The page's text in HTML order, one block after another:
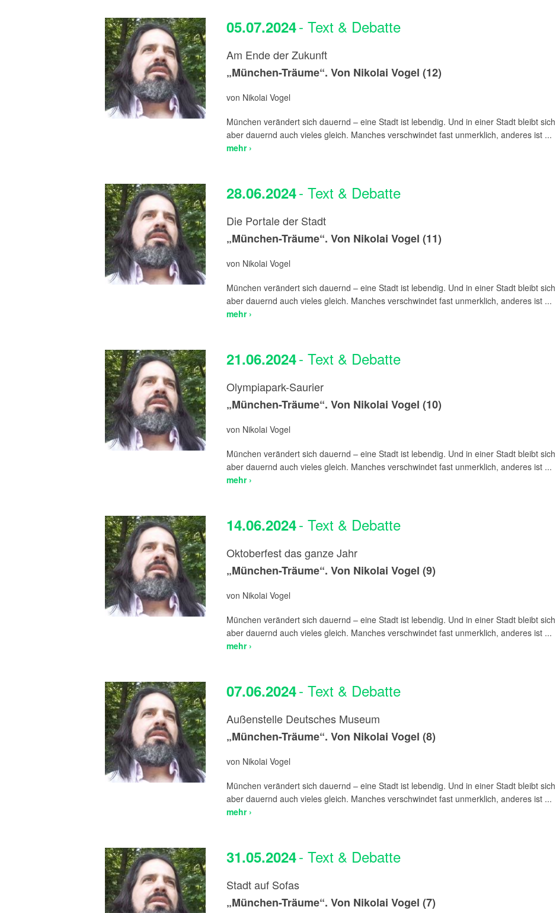
05.07.2024- Text & Debatte
Am Ende der Zukunft
„München-Träume“. Von Nikolai Vogel (12)
von Nikolai Vogel
München verändert sich dauernd – eine Stadt ist lebendig. Und in einer Stadt bleibt sich
aber dauernd auch vieles gleich. Manches verschwindet fast unmerklich, anderes ist ...
mehr ›
28.06.2024- Text & Debatte
Die Portale der Stadt
„München-Träume“. Von Nikolai Vogel (11)
von Nikolai Vogel
München verändert sich dauernd – eine Stadt ist lebendig. Und in einer Stadt bleibt sich
aber dauernd auch vieles gleich. Manches verschwindet fast unmerklich, anderes ist ...
mehr ›
21.06.2024- Text & Debatte
Olympiapark-Saurier
„München-Träume“. Von Nikolai Vogel (10)
von Nikolai Vogel
München verändert sich dauernd – eine Stadt ist lebendig. Und in einer Stadt bleibt sich
aber dauernd auch vieles gleich. Manches verschwindet fast unmerklich, anderes ist ...
mehr ›
14.06.2024- Text & Debatte
Oktoberfest das ganze Jahr
„München-Träume“. Von Nikolai Vogel (9)
von Nikolai Vogel
München verändert sich dauernd – eine Stadt ist lebendig. Und in einer Stadt bleibt sich
aber dauernd auch vieles gleich. Manches verschwindet fast unmerklich, anderes ist ...
mehr ›
07.06.2024- Text & Debatte
Außenstelle Deutsches Museum
„München-Träume“. Von Nikolai Vogel (8)
von Nikolai Vogel
München verändert sich dauernd – eine Stadt ist lebendig. Und in einer Stadt bleibt sich
aber dauernd auch vieles gleich. Manches verschwindet fast unmerklich, anderes ist ...
mehr ›
31.05.2024- Text & Debatte
Stadt auf Sofas
„München-Träume“. Von Nikolai Vogel (7)